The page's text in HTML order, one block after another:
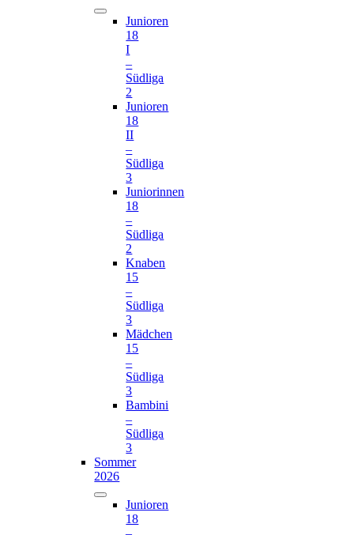
Junioren
18
I
–
Südliga
2
Junioren
18
II
–
Südliga
3
Juniorinnen
18
–
Südliga
2
Knaben
15
–
Südliga
3
Mädchen
15
–
Südliga
3
Bambini
–
Südliga
3
Sommer
2026
Junioren
18